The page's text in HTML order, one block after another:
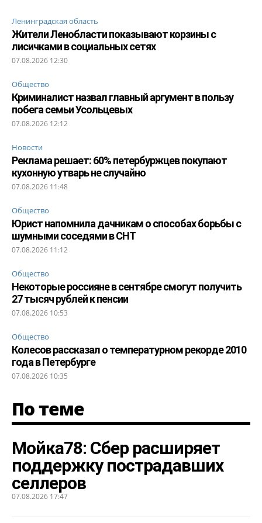
Ленинградская область
Жители Ленобласти показывают корзины с
лисичками в социальных сетях
07.08.2026 12:30
Общество
Криминалист назвал главный аргумент в пользу
побега семьи Усольцевых
07.08.2026 12:12
Новости
Реклама решает: 60% петербуржцев покупают
кухонную утварь не случайно
07.08.2026 11:48
Общество
Юрист напомнила дачникам о способах борьбы с
шумными соседями в СНТ
07.08.2026 11:12
Общество
Некоторые россияне в сентябре смогут получить
27 тысяч рублей к пенсии
07.08.2026 10:53
Общество
Колесов рассказал о температурном рекорде 2010
года в Петербурге
07.08.2026 10:35
По теме
Мойка78: Сбер расширяет
поддержку пострадавших
селлеров
07.08.2026 17:47